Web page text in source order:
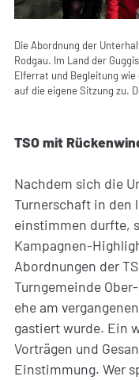
Die Abordnung der
Rodgau. Im Land der
Elferrat und Begleitung
auf die eigene Sitzung zu.
TSO mit
Nachdem sich die
Turnerschaft in den
einstimmen durfte,
Kampagnen-
Abordnungen der
Turngemeinde
ehe am
gastiert wurde. Ein
Vorträgen und
Einstimmung. Wer